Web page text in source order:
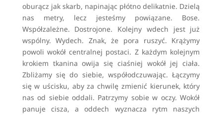
oburącz jak skarb, napinając płótno delikatnie. Dzielą
nas metry, lecz jesteśmy powiązane. Bose.
Współzależne. Dostrojone. Kolejny wdech jest już
wspólny. Wydech. Znak, że pora ruszyć. Krążymy
powoli wokół centralnej postaci. Z każdym kolejnym
krokiem tkanina owija się ciaśniej wokół jej ciała.
Zbliżamy się do siebie, współodczuwając. Łączymy
się w uścisku, aby za chwilę zmienić kierunek, który
nas od siebie oddali. Patrzymy sobie w oczy. Wokół
panuje cisza, a oddech wyznacza rytm naszych